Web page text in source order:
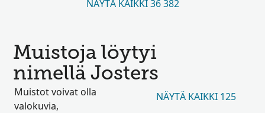
NÄYTÄ KAIKKI 36 382
Muistoja löytyi
nimellä Josters
Muistot voivat olla
valokuvia,
NÄYTÄ KAIKKI 125